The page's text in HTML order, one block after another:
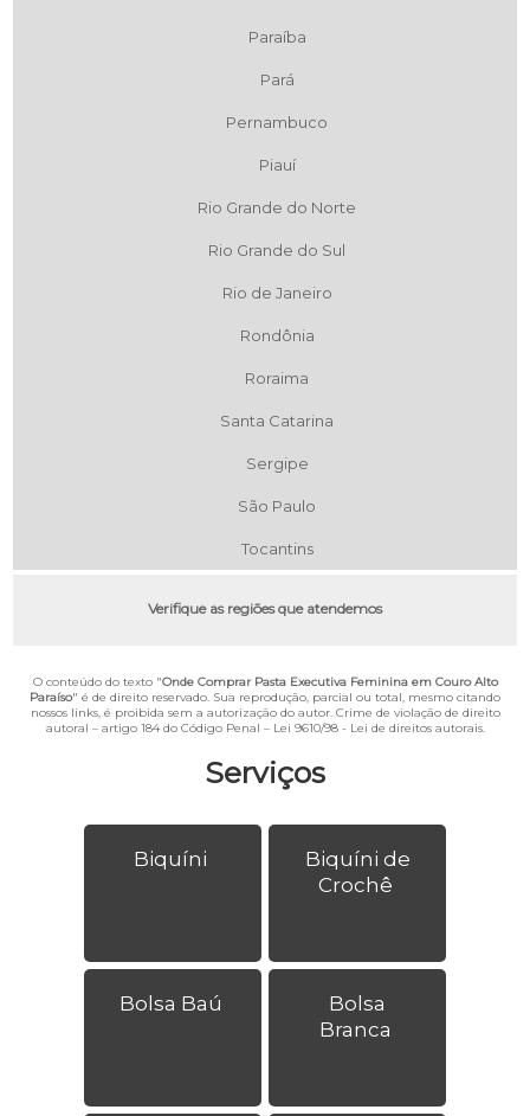
Serviços
Biquíni
Biquíni de
Crochê
Bolsa Baú
Bolsa
Branca
Paraíba
Pará
Pernambuco
Piauí
Rio Grande do Norte
Rio Grande do Sul
Rio de Janeiro
Rondônia
Roraima
Santa Catarina
Sergipe
São Paulo
Tocantins
Verifique as regiões que atendemos
O conteúdo do texto "Onde Comprar Pasta Executiva Feminina em Couro Alto
Paraíso" é de direito reservado. Sua reprodução, parcial ou total, mesmo citando
nossos links, é proibida sem a autorização do autor. Crime de violação de direito
autoral – artigo 184 do Código Penal – Lei 9610/98 - Lei de direitos autorais.